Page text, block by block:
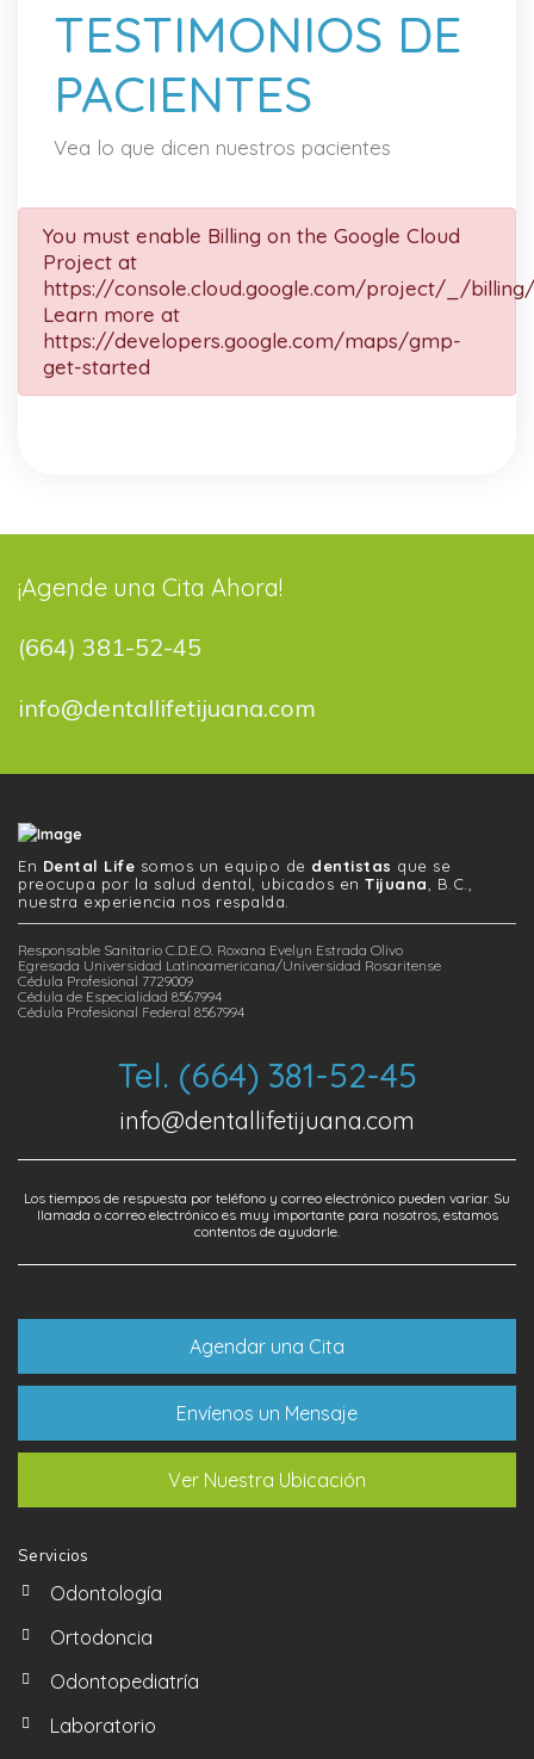
TESTIMONIOS DE
PACIENTES
Vea lo que dicen nuestros pacientes
You must enable Billing on the Google Cloud
Project at
https://console.cloud.google.com/project/_/
Learn more at
https://developers.google.com/maps/gmp-
get-started
¡Agende una Cita Ahora!
(664) 381-52-45
info@dentallifetijuana.com
En Dental Life somos un equipo de dentistas que se
preocupa por la salud dental, ubicados en Tijuana , B.C.,
nuestra experiencia nos respalda.
Responsable Sanitario C.D.E.O. Roxana Evelyn Estrada Olivo
Egresada Universidad Latinoamericana/Universidad Rosaritense
Cédula Profesional 7729009
Cédula de Especialidad 8567994
Cédula Profesional Federal 8567994
Tel. (664) 381-52-45
info@dentallifetijuana.com
Los tiempos de respuesta por teléfono y correo electrónico pueden variar. Su
llamada o correo electrónico es muy importante para nosotros, estamos
contentos de ayudarle.
Agendar una Cita
Envíenos un Mensaje
Ver Nuestra Ubicación
Servicios
Odontología
Ortodoncia
Odontopediatría
Laboratorio